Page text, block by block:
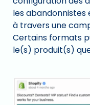
les
à travers une
Certains formats
le(s) produit(s)